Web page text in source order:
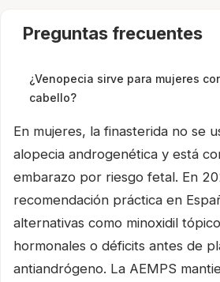
Preguntas frecuentes
¿Venopecia sirve para mujeres
cabello?
En mujeres, la finasterida no se
alopecia androgenética y está
embarazo por riesgo fetal. En
recomendación práctica en
alternativas como minoxidil
hormonales o déficits antes de
antiandrógeno. La AEMPS